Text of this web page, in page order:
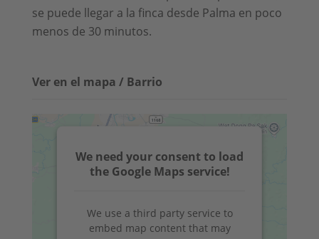
se puede llegar a la finca desde Palma en poco
menos de 30 minutos.
Ver en el mapa / Barrio
We need your consent to load
the Google Maps service!
We use a third party service to
embed map content that may